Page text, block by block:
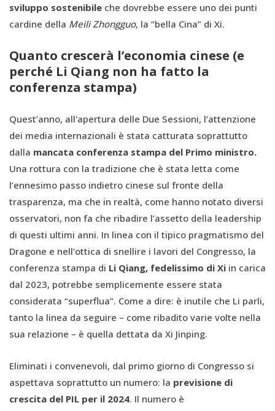
sviluppo sostenibile che dovrebbe essere uno dei punti
cardine della Meili Zhongguo, la “bella Cina” di Xi.
Quanto crescerà l’economia cinese (e
perché Li Qiang non ha fatto la
conferenza stampa)
Quest’anno, all'apertura delle Due Sessioni, l’attenzione
dei media internazionali è stata catturata soprattutto
dalla mancata conferenza stampa del Primo ministro.
Una rottura con la tradizione che è stata letta come
l’ennesimo passo indietro cinese sul fronte della
trasparenza, ma che in realtà, come hanno notato diversi
osservatori, non fa che ribadire l’assetto della leadership
di questi ultimi anni. In linea con il tipico pragmatismo del
Dragone e nell’ottica di snellire i lavori del Congresso, la
conferenza stampa di Li Qiang, fedelissimo di Xi in carica
dal 2023, potrebbe semplicemente essere stata
considerata “superflua”. Come a dire: è inutile che Li parli,
tanto la linea da seguire – come ribadito varie volte nella
sua relazione – è quella dettata da Xi Jinping.
Eliminati i convenevoli, dal primo giorno di Congresso si
aspettava soprattutto un numero: la previsione di
crescita del PIL per il 2024. Il numero è